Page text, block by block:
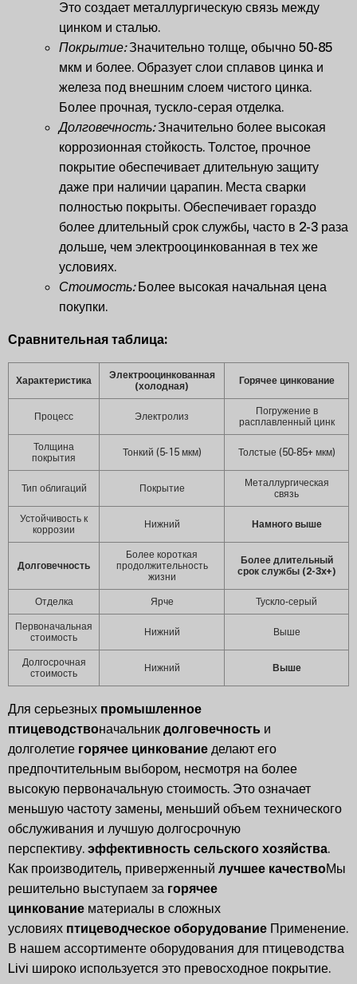
Это создает металлургическую связь между
цинком и сталью.
Покрытие:Значительно толще, обычно 50-85
мкм и более. Образует слои сплавов цинка и
железа под внешним слоем чистого цинка.
Более прочная, тускло-серая отделка.
Долговечность:Значительно более высокая
коррозионная стойкость. Толстое, прочное
покрытие обеспечивает длительную защиту
даже при наличии царапин. Места сварки
полностью покрыты. Обеспечивает гораздо
более длительный срок службы, часто в 2-3 раза
дольше, чем электрооцинкованная в тех же
условиях.
Стоимость:Более высокая начальная цена
покупки.
Сравнительная таблица:
Характеристика
Электрооцинкованная
(холодная)
Горячее цинкование
Процесс Электролиз
Погружение в
расплавленный цинк
Толщина
покрытия
Тонкий (5-15 мкм) Толстые (50-85+ мкм)
Тип облигаций Покрытие
Металлургическая
связь
Устойчивость к
коррозии
Нижний Намного выше
Долговечность
Более короткая
продолжительность
жизни
Более длительный
срок службы (2-3x+)
Отделка Ярче Тускло-серый
Первоначальная
стоимость
Нижний Выше
Долгосрочная
стоимость
Нижний Выше
Для серьезных промышленное
птицеводствоначальник долговечность и
долголетие горячее цинкование делают его
предпочтительным выбором, несмотря на более
высокую первоначальную стоимость. Это означает
меньшую частоту замены, меньший объем технического
обслуживания и лучшую долгосрочную
перспективу. эффективность сельского хозяйства.
Как производитель, приверженный лучшее качествоМы
решительно выступаем за горячее
цинкование материалы в сложных
условиях птицеводческое оборудование Применение.
В нашем ассортименте оборудования для птицеводства
Livi широко используется это превосходное покрытие.